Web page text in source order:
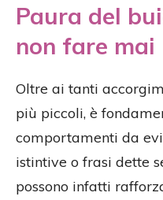
Paura del
non fare mai
Oltre ai tanti
più piccoli, è
comportamenti da
istintive o frasi dette
possono infatti